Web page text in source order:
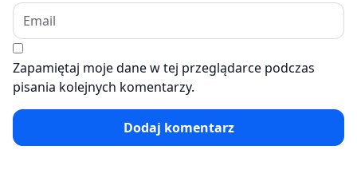
Zapamiętaj moje dane w tej przeglądarce podczas
pisania kolejnych komentarzy.
Dodaj komentarz